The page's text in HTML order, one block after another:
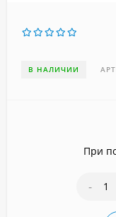
В НАЛИЧИИ
При
-